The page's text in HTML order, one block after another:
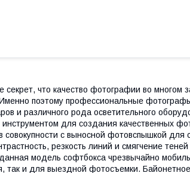
секрет, что качество фотографии во многом
поэтому профессиональные
и различного рода осветительного
для создания качественных
совокупности с выносной фотовспышкой для
резкость линий и смягчение
модель софтбокса чрезвычайно
так и для выездной фотосъемки.